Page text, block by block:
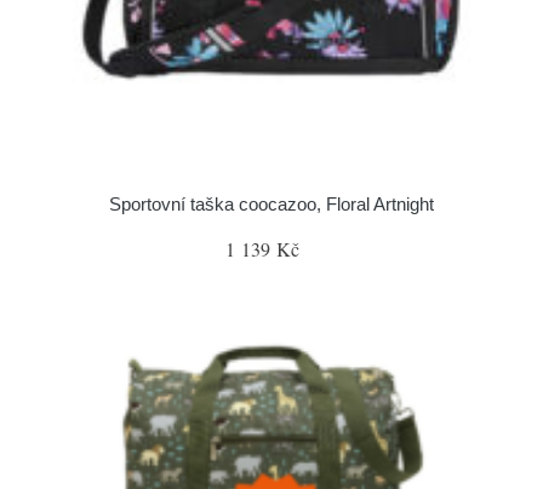
Sportovní taška coocazoo, Floral Artnight
1 139 Kč